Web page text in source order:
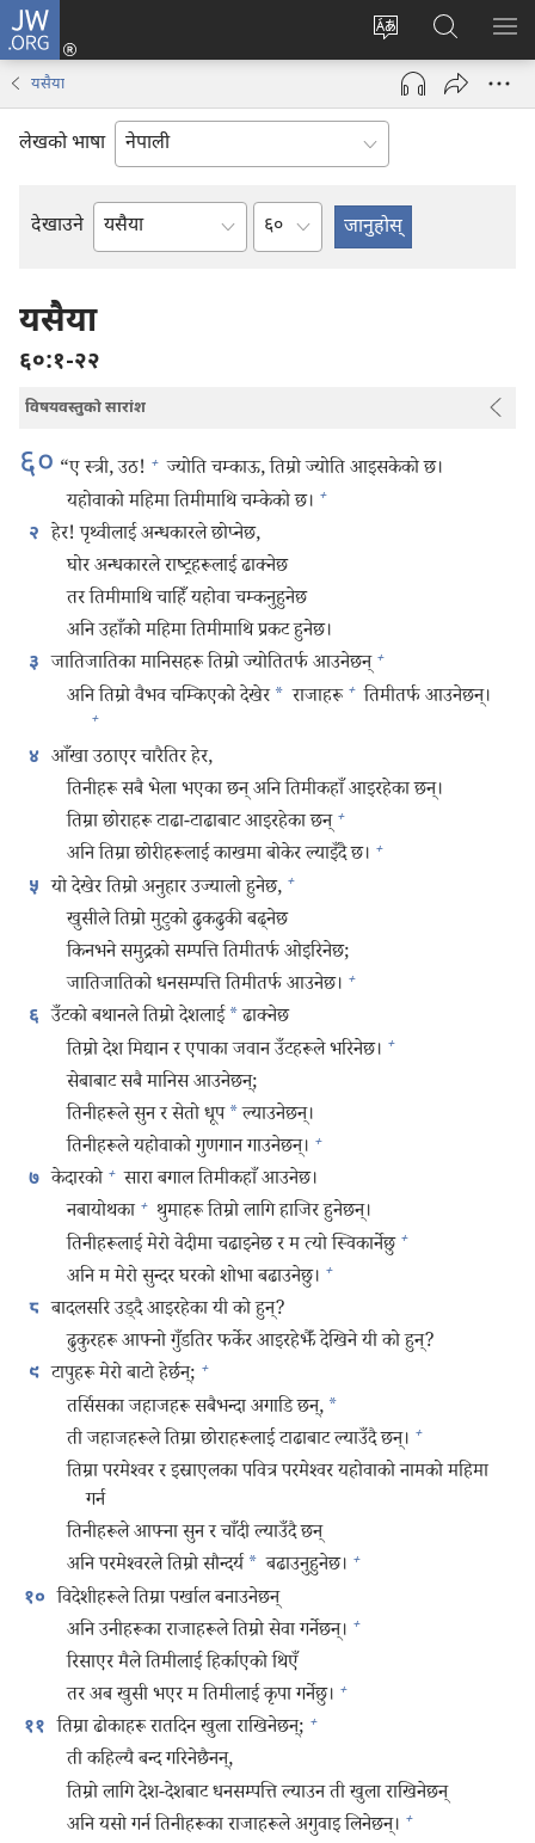
JW.ORG
वेब
साइटको
भाषा
परिवर्तन
गर्ने
प्रवेश
(ब्राउजरको
ट्याबमा
नयाँ
JW.ORG
मा
खोज्नुहोस्‌
मेनु
यसैया
लेखको भाषा
देखाउने
बाइबलको
अध्याय
यसैया
६०:१-२२
विषयवस्तुको सारांश
६० “ए स्त्री, उठ! + ज्योति चम्काऊ, तिम्रो ज्योति आइसकेको छ।
यहोवाको महिमा तिमीमाथि चम्केको छ। +
२ हेर! पृथ्वीलाई अन्धकारले छोप्नेछ,
घोर अन्धकारले राष्ट्रहरूलाई ढाक्नेछ
तर तिमीमाथि चाहिँ यहोवा चम्कनुहुनेछ
अनि उहाँको महिमा तिमीमाथि प्रकट हुनेछ।
३ जातिजातिका मानिसहरू तिम्रो ज्योतितर्फ आउनेछन्‌ +
अनि तिम्रो वैभव चम्किएको देखेर * राजाहरू + तिमीतर्फ आउनेछन्‌।
+
४ आँखा उठाएर चारैतिर हेर,
तिनीहरू सबै भेला भएका छन्‌ अनि तिमीकहाँ आइरहेका छन्‌।
तिम्रा छोराहरू टाढा-टाढाबाट आइरहेका छन्‌ +
अनि तिम्रा छोरीहरूलाई काखमा बोकेर ल्याइँदै छ। +
५ यो देखेर तिम्रो अनुहार उज्यालो हुनेछ, +
खुसीले तिम्रो मुटुको ढुकढुकी बढ्‌नेछ
किनभने समुद्रको सम्पत्ति तिमीतर्फ ओइरिनेछ;
जातिजातिको धनसम्पत्ति तिमीतर्फ आउनेछ। +
६ उँटको बथानले तिम्रो देशलाई *ढाक्नेछ
तिम्रो देश मिद्यान र एपाका जवान उँटहरूले भरिनेछ। +
सेबाबाट सबै मानिस आउनेछन्‌;
तिनीहरूले सुन र सेतो धूप *ल्याउनेछन्‌।
तिनीहरूले यहोवाको गुणगान गाउनेछन्‌। +
७ केदारको + सारा बगाल तिमीकहाँ आउनेछ।
नबायोथका + थुमाहरू तिम्रो लागि हाजिर हुनेछन्‌।
तिनीहरूलाई मेरो वेदीमा चढाइनेछ र म त्यो स्विकार्नेछु +
अनि म मेरो सुन्दर घरको शोभा बढाउनेछु। +
८ बादलसरि उड्‌दै आइरहेका यी को हुन्‌?
ढुकुरहरू आफ्नो गुँडतिर फर्केर आइरहेझैँ देखिने यी को हुन्‌?
९ टापुहरू मेरो बाटो हेर्छन्‌; +
तर्सिसका जहाजहरू सबैभन्दा अगाडि छन्‌, *
ती जहाजहरूले तिम्रा छोराहरूलाई टाढाबाट ल्याउँदै छन्‌। +
तिम्रा परमेश्‍वर र इस्राएलका पवित्र परमेश्‍वर यहोवाको नामको महिमा
गर्न
तिनीहरूले आफ्ना सुन र चाँदी ल्याउँदै छन्‌
अनि परमेश्‍वरले तिम्रो सौन्दर्य * बढाउनुहुनेछ। +
१० विदेशीहरूले तिम्रा पर्खाल बनाउनेछन्‌
अनि उनीहरूका राजाहरूले तिम्रो सेवा गर्नेछन्‌। +
रिसाएर मैले तिमीलाई हिर्काएको थिएँ
तर अब खुसी भएर म तिमीलाई कृपा गर्नेछु। +
११ तिम्रा ढोकाहरू रातदिन खुला राखिनेछन्‌; +
ती कहिल्यै बन्द गरिनेछैनन्‌,
तिम्रो लागि देश-देशबाट धनसम्पत्ति ल्याउन ती खुला राखिनेछन्‌
अनि यसो गर्न तिनीहरूका राजाहरूले अगुवाइ लिनेछन्‌। +